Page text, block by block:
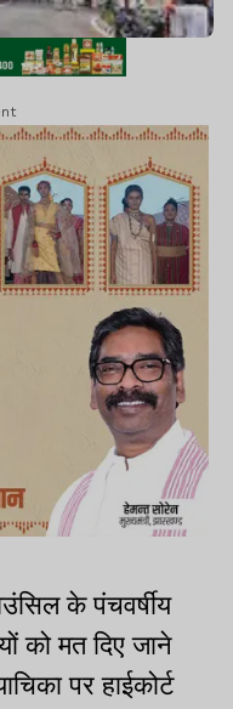
के पंचवर्षीय
को मत दिए जाने
पर हाईकोर्ट